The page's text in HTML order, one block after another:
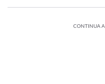
CONTINUA